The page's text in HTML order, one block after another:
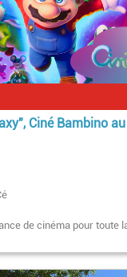
Ciné Bambino
de cinéma pour toute